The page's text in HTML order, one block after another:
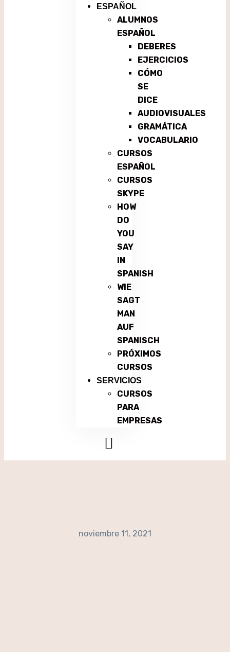
ESPAÑOL
ALUMNOS
ESPAÑOL
DEBERES
EJERCICIOS
CÓMO
SE
DICE
AUDIOVISUALES
GRAMÁTICA
VOCABULARIO
CURSOS
ESPAÑOL
CURSOS
SKYPE
HOW
DO
YOU
SAY
IN
SPANISH
WIE
SAGT
MAN
AUF
SPANISCH
PRÓXIMOS
CURSOS
SERVICIOS
CURSOS
PARA
EMPRESAS
noviembre 11, 2021